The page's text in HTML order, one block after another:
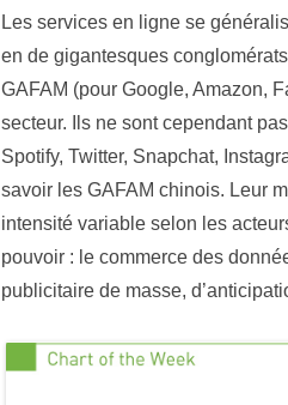
Les services en ligne se
en de gigantesques
GAFAM (pour Google, Amazon,
secteur. Ils ne sont cependant
Spotify, Twitter, Snapchat,
savoir les GAFAM chinois. Leur
intensité variable selon les
pouvoir : le commerce des
publicitaire de masse,